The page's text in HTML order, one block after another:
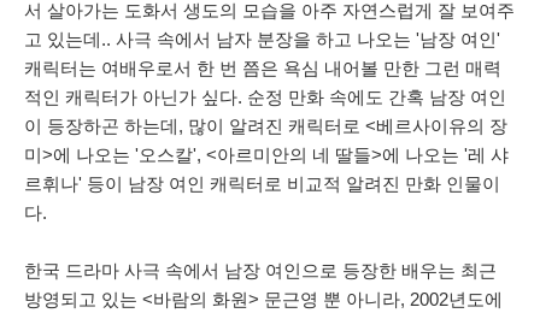
서 살아가는 도화서 생도의 모습을 아주 자연스럽게 잘 보여주
고 있는데.. 사극 속에서 남자 분장을 하고 나오는 '남장 여인'
캐릭터는 여배우로서 한 번 쯤은 욕심 내어볼 만한 그런 매력
적인 캐릭터가 아닌가 싶다. 순정 만화 속에도 간혹 남장 여인
이 등장하곤 하는데, 많이 알려진 캐릭터로 <베르사이유의 장
미>에 나오는 '오스칼', <아르미안의 네 딸들>에 나오는 '레 샤
르휘나' 등이 남장 여인 캐릭터로 비교적 알려진 만화 인물이
다.
한국 드라마 사극 속에서 남장 여인으로 등장한 배우는 최근
방영되고 있는 <바람의 화원> 문근영 뿐 아니라, 2002년도에